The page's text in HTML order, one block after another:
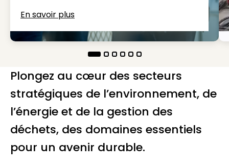
En savoir plus
Plongez au cœur des secteurs
stratégiques de l’environnement, de
l’énergie et de la gestion des
déchets, des domaines essentiels
pour un avenir durable.